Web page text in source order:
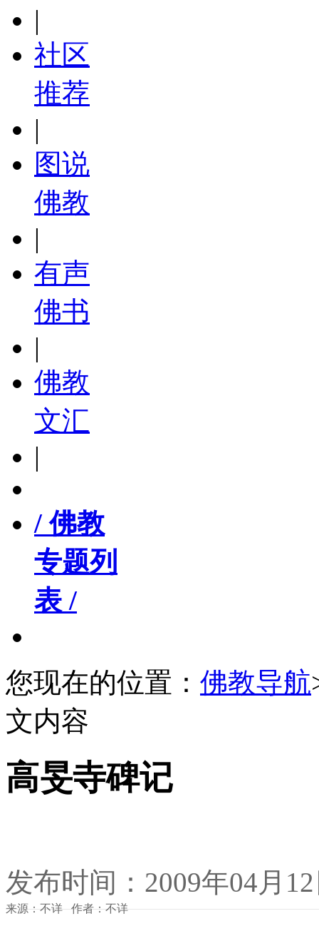
|
社区
推荐
|
图说
佛教
|
有声
佛书
|
佛教
文汇
|
/ 佛教
专题列
表 /
您现在的位置： 佛教导航
文内容
高旻寺碑记
发布时间：2009年04月
来源：不详 作者：不详